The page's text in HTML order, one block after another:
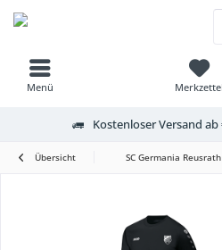
Menü Merkzettel
Kostenloser Versand ab
Übersicht SC Germania Reusrath